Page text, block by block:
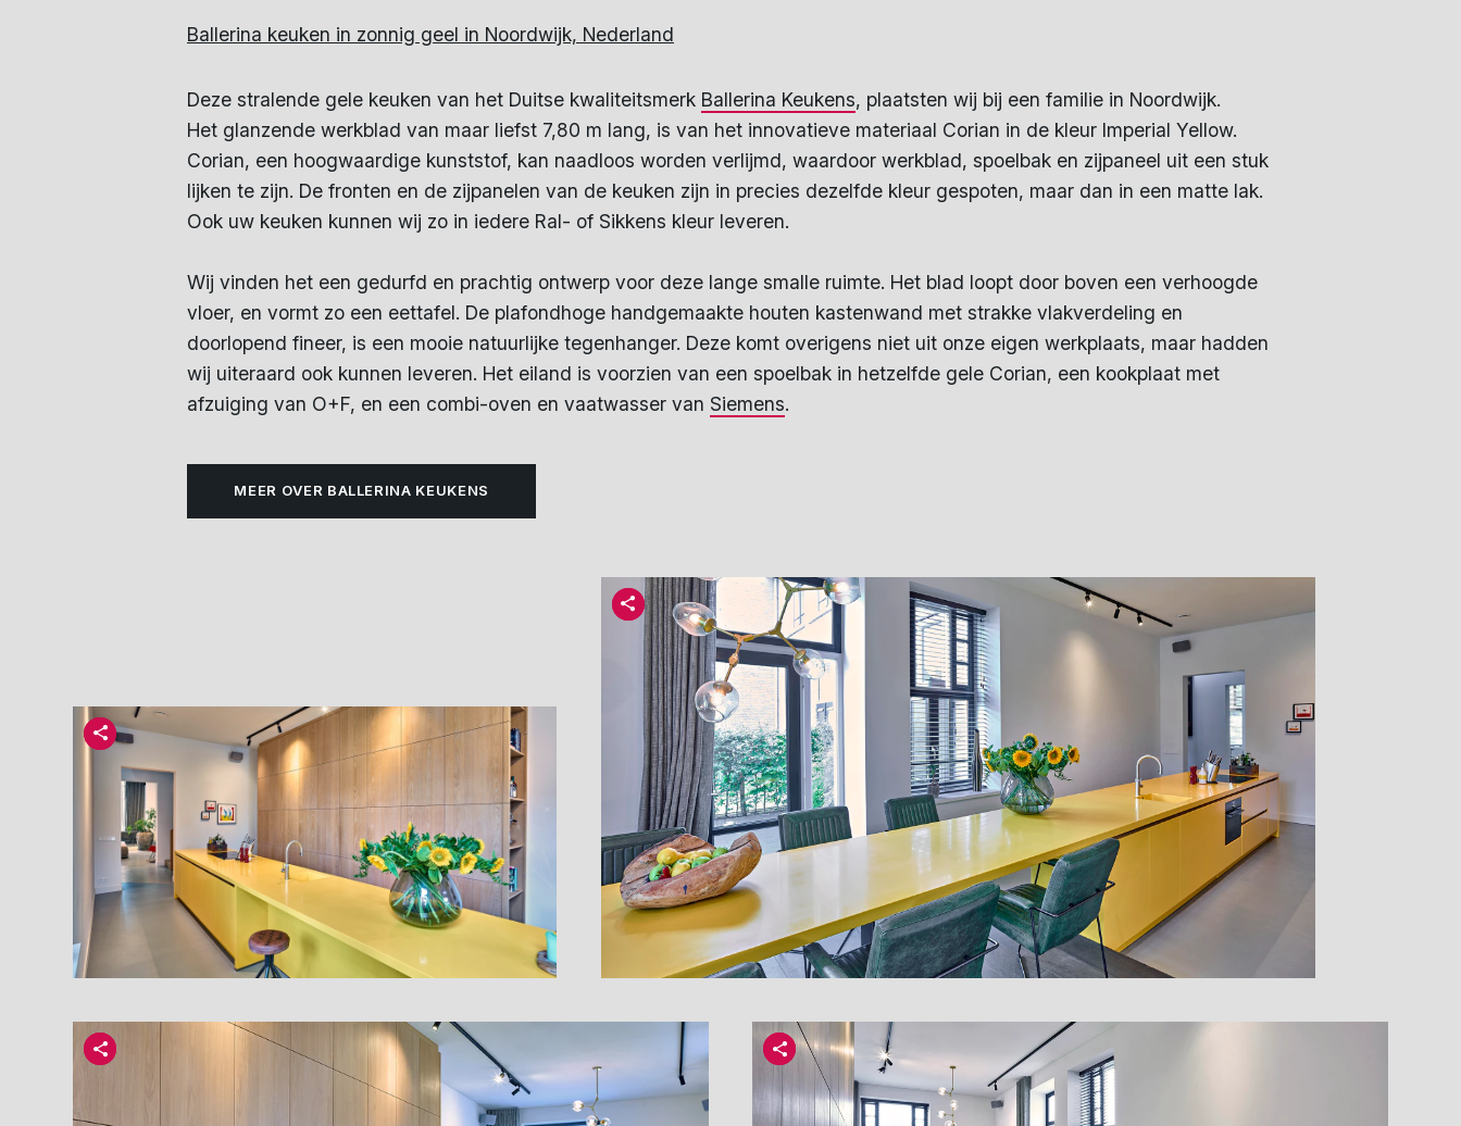
Ballerina keuken in zonnig geel in Noordwijk, Nederland
Deze stralende gele keuken van het Duitse kwaliteitsmerk Ballerina Keukens, plaatsten wij bij een familie in Noordwijk.
Het glanzende werkblad van maar liefst 7,80 m lang, is van het innovatieve materiaal Corian in de kleur Imperial Yellow.
Corian, een hoogwaardige kunststof, kan naadloos worden verlijmd, waardoor werkblad, spoelbak en zijpaneel uit een stuk
lijken te zijn. De fronten en de zijpanelen van de keuken zijn in precies dezelfde kleur gespoten, maar dan in een matte lak.
Ook uw keuken kunnen wij zo in iedere Ral- of Sikkens kleur leveren.
Wij vinden het een gedurfd en prachtig ontwerp voor deze lange smalle ruimte. Het blad loopt door boven een verhoogde
vloer, en vormt zo een eettafel. De plafondhoge handgemaakte houten kastenwand met strakke vlakverdeling en
doorlopend fineer, is een mooie natuurlijke tegenhanger. Deze komt overigens niet uit onze eigen werkplaats, maar hadden
wij uiteraard ook kunnen leveren. Het eiland is voorzien van een spoelbak in hetzelfde gele Corian, een kookplaat met
afzuiging van O+F, en een combi-oven en vaatwasser van Siemens.
MEER OVER BALLERINA KEUKENS